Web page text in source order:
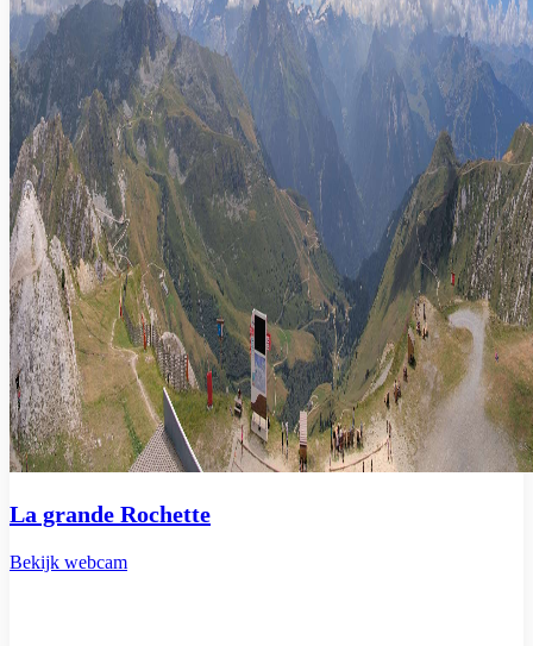
La grande Rochette
Bekijk webcam